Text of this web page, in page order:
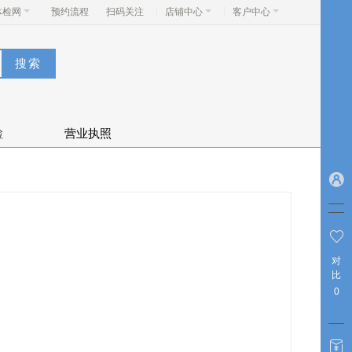
网 预约流程 扫码关注 店铺中心 客户中心
营业执照
对
比
0